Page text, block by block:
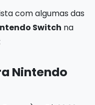
com algumas das
Switch na
Nintendo